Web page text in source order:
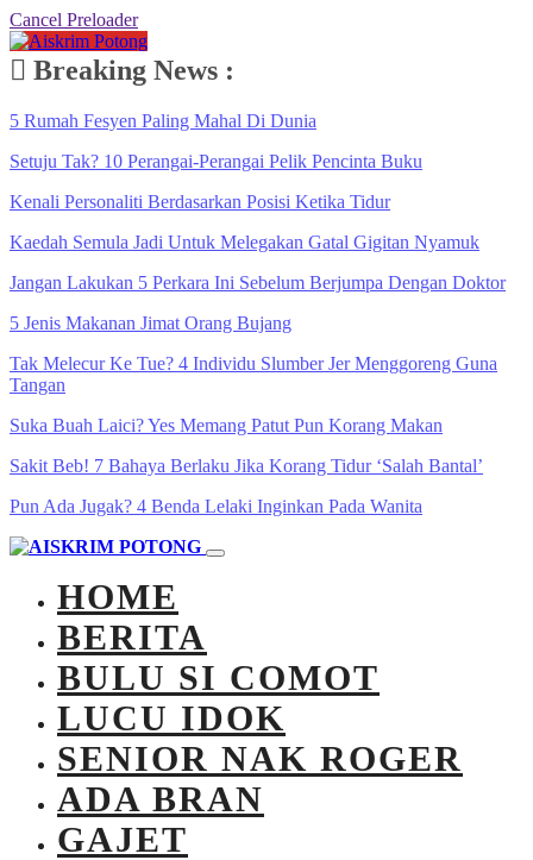
Cancel Preloader
Breaking News :
5 Rumah Fesyen Paling Mahal Di Dunia
Setuju Tak? 10 Perangai-Perangai Pelik Pencinta Buku
Kenali Personaliti Berdasarkan Posisi Ketika Tidur
Kaedah Semula Jadi Untuk Melegakan Gatal Gigitan Nyamuk
Jangan Lakukan 5 Perkara Ini Sebelum Berjumpa Dengan Doktor
5 Jenis Makanan Jimat Orang Bujang
Tak Melecur Ke Tue? 4 Individu Slumber Jer Menggoreng Guna
Tangan
Suka Buah Laici? Yes Memang Patut Pun Korang Makan
Sakit Beb! 7 Bahaya Berlaku Jika Korang Tidur ‘Salah Bantal’
Pun Ada Jugak? 4 Benda Lelaki Inginkan Pada Wanita
HOME
BERITA
BULU SI COMOT
LUCU IDOK
SENIOR NAK ROGER
ADA BRAN
GAJET